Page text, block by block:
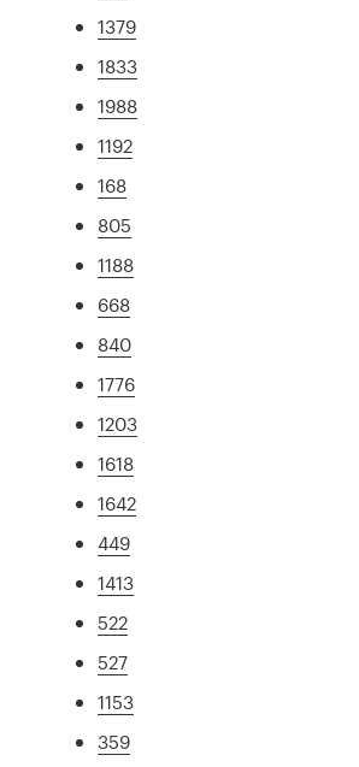
1379
1833
1988
1192
168
805
1188
668
840
1776
1203
1618
1642
449
1413
522
527
1153
359